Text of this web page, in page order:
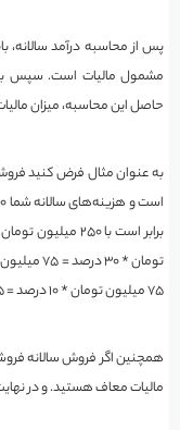
حاصل این محاسبه، میزان
تومان *
۷۵ میلیون تومان * ۱۰ درصد = ۷.۵ میلیون تومان است.
مالیات معاف هستید. و در